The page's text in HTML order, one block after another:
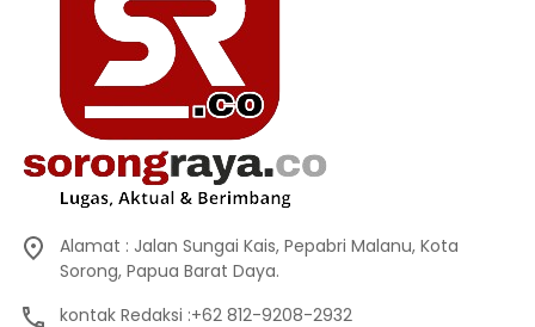
Alamat : Jalan Sungai Kais, Pepabri Malanu, Kota
Sorong, Papua Barat Daya.
kontak Redaksi :+62 812-9208-2932